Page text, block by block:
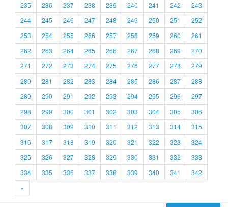
235
236 237 238 239 240 241 242
243
244
245 246 247 248 249 250 251
252
253
254 255 256 257 258 259 260
261
262
263 264 265 266 267 268 269
270
271
272 273 274 275 276 277 278
279
280
281 282 283 284 285 286 287
288
289
290 291 292 293 294 295 296
297
298
299 300 301 302 303 304 305
306
307
308 309 310 311 312 313 314
315
316
317 318 319 320 321 322 323
324
325
326 327 328 329 330 331 332
333
334
335 336 337 338 339 340 341
342
»